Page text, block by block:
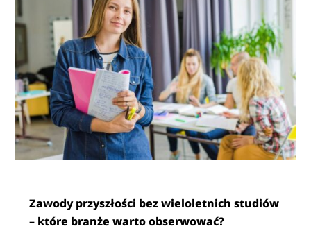
Zawody przyszłości bez wieloletnich studiów
– które branże warto obserwować?